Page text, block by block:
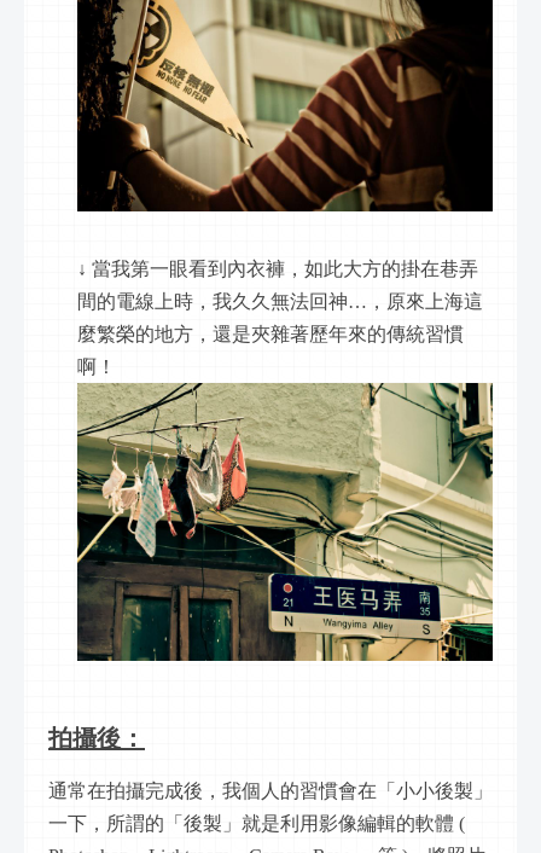
↓ 當我第一眼看到內衣褲，如此大方的掛在巷弄
間的電線上時，我久久無法回神…，原來上海這
麼繁榮的地方，還是夾雜著歷年來的傳統習慣
啊！
拍攝後：
通常在拍攝完成後，我個人的習慣會在「小小後製」
一下，所謂的「後製」就是利用影像編輯的軟體 (